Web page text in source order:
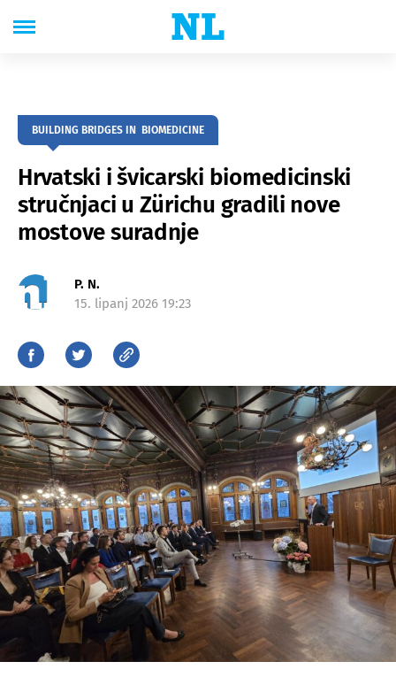
BUILDING BRIDGES IN BIOMEDICINE
Hrvatski i švicarski biomedicinski
stručnjaci u Zürichu gradili nove
mostove suradnje
P. N.
15. lipanj 2026 19:23